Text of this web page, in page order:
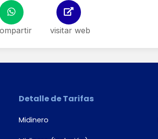
visitar web
Detalle de Tarifas
Midinero